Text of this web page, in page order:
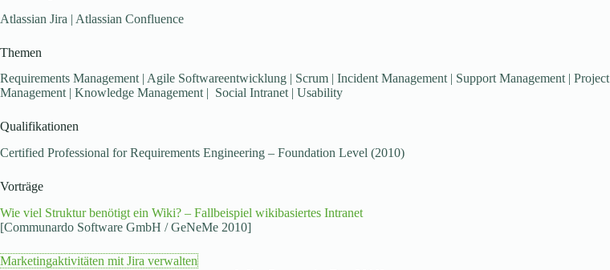
Atlassian Jira | Atlassian Confluence
Themen
Requirements Management | Agile Softwareentwicklung | Scrum | Incident Management | Support Management | Project
Management | Knowledge Management | Social Intranet | Usability
Qualifikationen
Certified Professional for Requirements Engineering – Foundation Level (2010)
Vorträge
Wie viel Struktur benötigt ein Wiki? – Fallbeispiel wikibasiertes Intranet
[Communardo Software GmbH / GeNeMe 2010]
Marketingaktivitäten mit Jira verwalten